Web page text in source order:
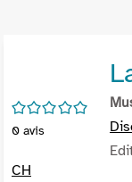
/5
0 avis
CH